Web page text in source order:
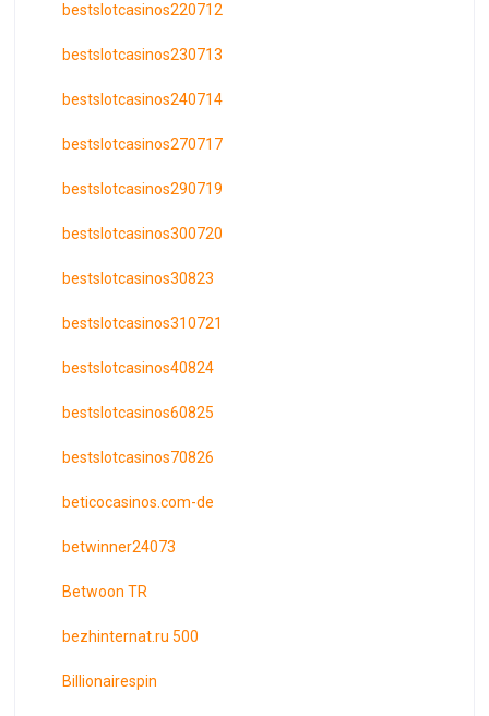
bestslotcasinos220712
bestslotcasinos230713
bestslotcasinos240714
bestslotcasinos270717
bestslotcasinos290719
bestslotcasinos300720
bestslotcasinos30823
bestslotcasinos310721
bestslotcasinos40824
bestslotcasinos60825
bestslotcasinos70826
beticocasinos.com-de
betwinner24073
Betwoon TR
bezhinternat.ru 500
Billionairespin